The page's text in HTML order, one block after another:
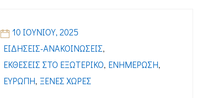
10 ΙΟΥΝΊΟΥ, 2025
ΕΙΔΉΣΕΙΣ-ΑΝΑΚΟΙΝΏΣΕΙΣ,
ΕΚΘΈΣΕΙΣ ΣΤΟ ΕΞΩΤΕΡΙΚΌ, ΕΝΗΜΈΡΩΣΗ,
ΕΥΡΏΠΗ, ΞΈΝΕΣ ΧΏΡΕΣ